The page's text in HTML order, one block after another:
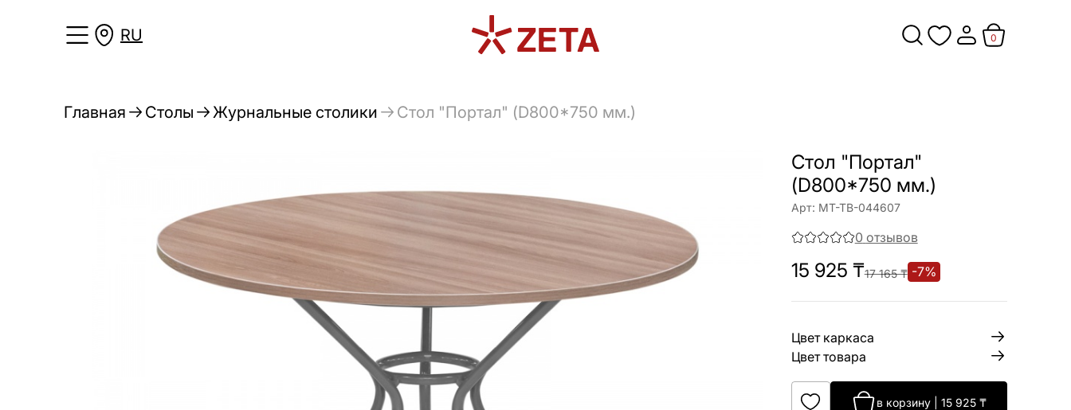
RU 0
Главная Столы Журнальные столики Стол "Портал" (D800*750 мм.)
Стол "Портал"
(D800*750 мм.)
Арт: МТ-ТВ-044607
0 отзывов
15 925 ₸17 165₸ -7%
Цвет каркаса
Цвет товара
в корзину| 15 925₸